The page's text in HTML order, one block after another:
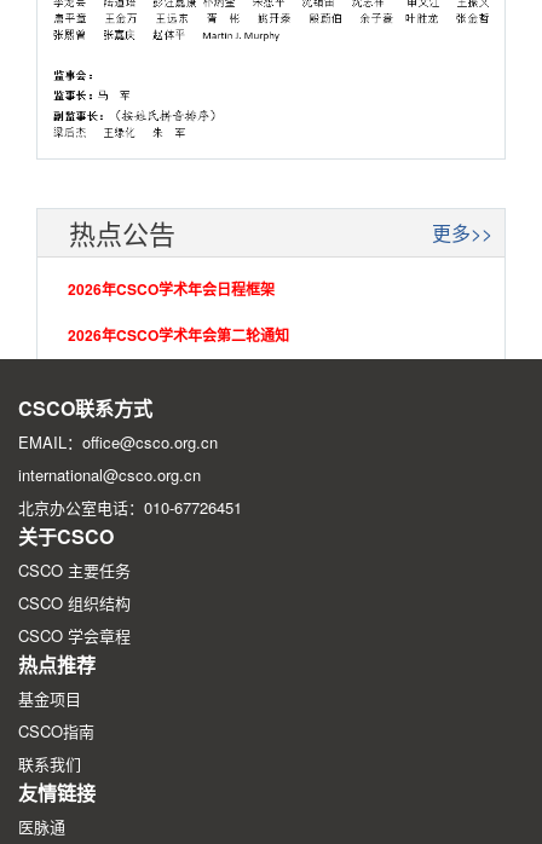
热点公告 更多>>
2026年CSCO学术年会日程框架
2026年CSCO学术年会第二轮通知
CSCO联系方式
EMAIL：office@csco.org.cn
international@csco.org.cn
北京办公室电话：010-67726451
关于CSCO
CSCO 主要任务
CSCO 组织结构
CSCO 学会章程
热点推荐
基金项目
CSCO指南
联系我们
友情链接
医脉通